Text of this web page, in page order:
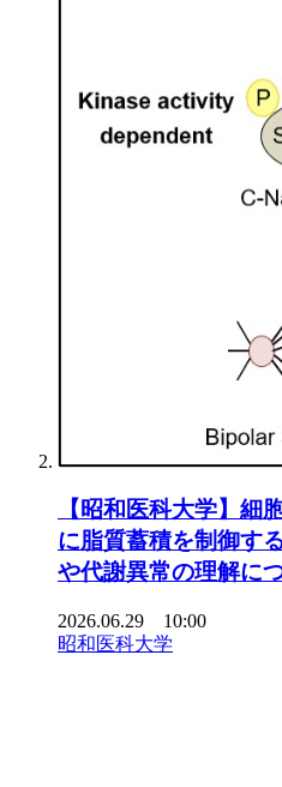
【昭和医科大学】細
に脂質蓄積を制御す
や代謝異常の理解に
2026.06.29 10:00
昭和医科大学